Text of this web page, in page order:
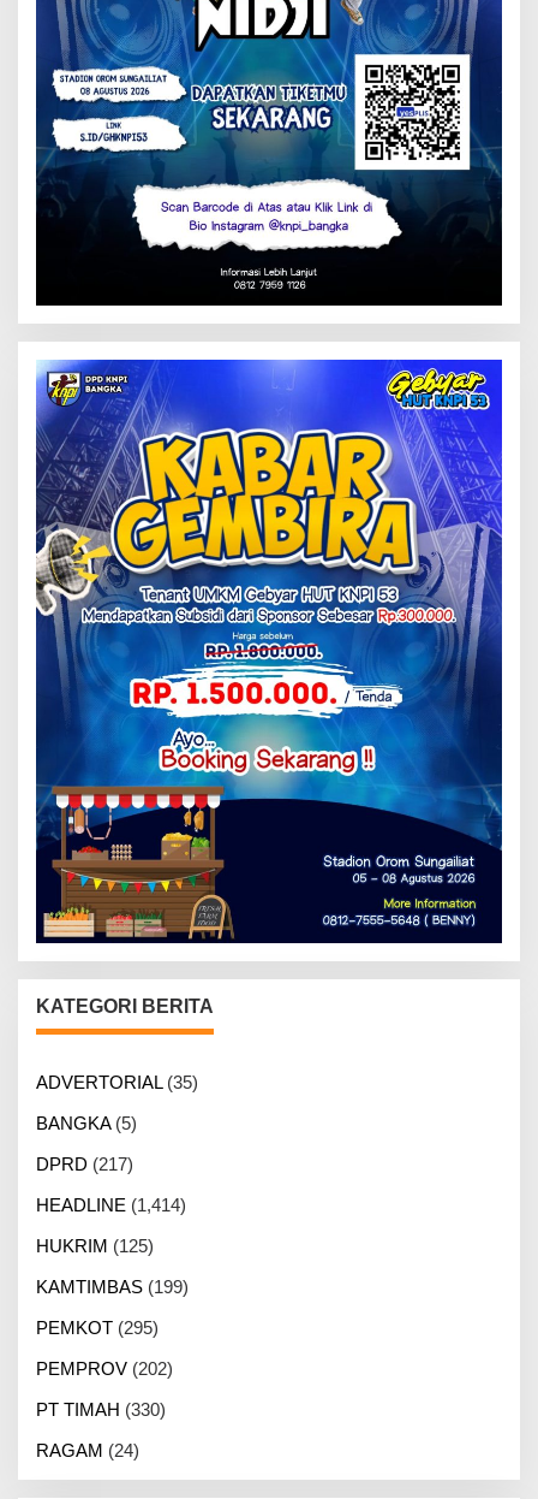
KATEGORI BERITA
ADVERTORIAL(35)
BANGKA(5)
DPRD (217)
HEADLINE (1,414)
HUKRIM (125)
KAMTIMBAS (199)
PEMKOT (295)
PEMPROV (202)
PT TIMAH (330)
RAGAM (24)